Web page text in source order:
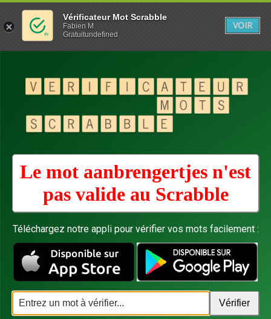
Le mot aanbrengertjes n'est
pas valide au Scrabble
Téléchargez notre appli pour vérifier vos mots facilement :
Vérificateur Mot Scrabble
Fabien M
Gratuitundefined
VOIR